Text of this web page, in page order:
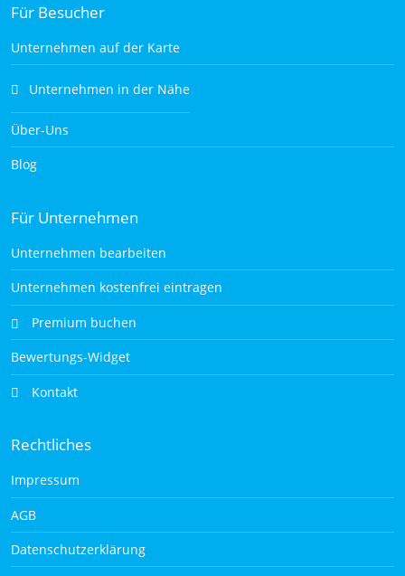
Für Besucher
Unternehmen auf der Karte
Unternehmen in der Nähe
Über-Uns
Blog
Für Unternehmen
Unternehmen bearbeiten
Unternehmen kostenfrei eintragen
Premium buchen
Bewertungs-Widget
Kontakt
Rechtliches
Impressum
AGB
Datenschutzerklärung